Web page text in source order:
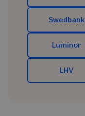
Swedbank
Luminor
LHV